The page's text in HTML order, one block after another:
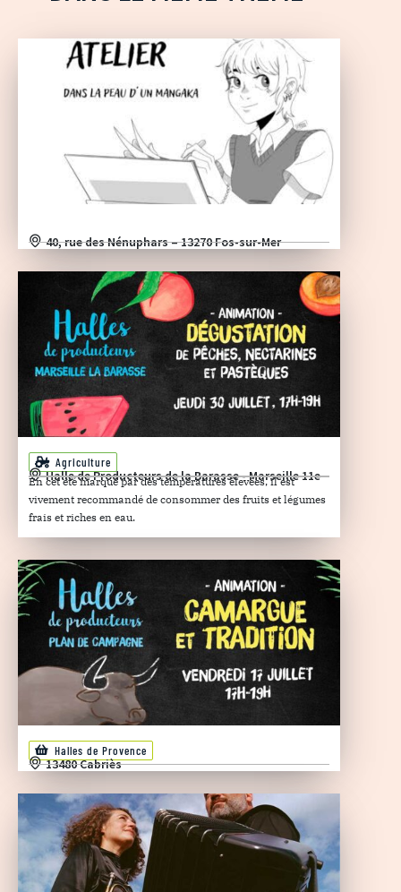
40, rue des Nénuphars – 13270 Fos-sur-Mer
Agriculture
Halle de Producteurs de la Barasse - Marseille 11e
En cet été marqué par des températures élevées, il est
vivement recommandé de consommer des fruits et légumes
frais et riches en eau.
Halles de Provence
13480 Cabriès